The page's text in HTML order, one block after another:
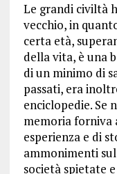
Le grandi civiltà
vecchio, in
certa età,
della vita, è una
di un minimo di
passati, era
enciclopedie. Se
memoria forniva
esperienza e di
ammonimenti
società spietate